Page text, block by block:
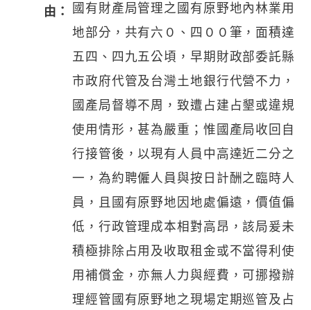
由：
國有財產局管理之國有原野地內林業用
地部分，共有六０、四００筆，面積達
五四、四九五公頃，早期財政部委託縣
市政府代管及台灣土地銀行代營不力，
國產局督導不周，致遭占建占墾或違規
使用情形，甚為嚴重；惟國產局收回自
行接管後，以現有人員中高達近二分之
一，為約聘僱人員與按日計酬之臨時人
員，且國有原野地因地處偏遠，價值偏
低，行政管理成本相對高昂，該局爰未
積極排除占用及收取租金或不當得利使
用補償金，亦無人力與經費，可挪撥辦
理經管國有原野地之現場定期巡管及占